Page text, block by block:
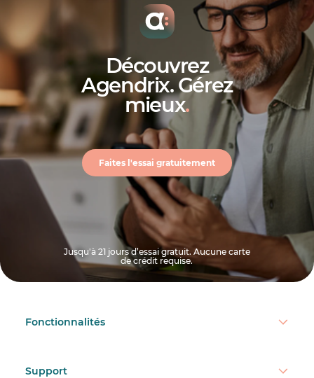
Découvrez
Agendrix. Gérez
mieux.
Faites l'essai gratuitement
Jusqu'à 21 jours d’essai gratuit. Aucune carte
de crédit requise.
Fonctionnalités
Support